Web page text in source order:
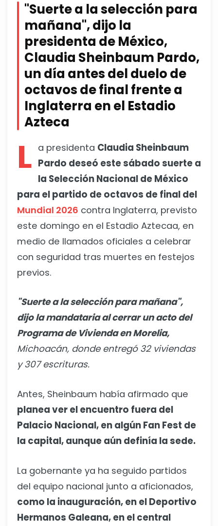
"Suerte a la selección para
mañana", dijo la
presidenta de México,
Claudia Sheinbaum Pardo,
un día antes del duelo de
octavos de final frente a
Inglaterra en el Estadio
Azteca
L a presidenta Claudia Sheinbaum
Pardo deseó este sábado suerte a
la Selección Nacional de México
para el partido de octavos de final del
Mundial 2026 contra Inglaterra, previsto
este domingo en el Estadio Aztecaa, en
medio de llamados oficiales a celebrar
con seguridad tras muertes en festejos
previos.
"Suerte a la selección para mañana",
dijo la mandataria al cerrar un acto del
Programa de Vivienda en Morelia,
Michoacán, donde entregó 32 viviendas
y 307 escrituras.
Antes, Sheinbaum había afirmado que
planea ver el encuentro fuera del
Palacio Nacional, en algún Fan Fest de
la capital, aunque aún definía la sede.
La gobernante ya ha seguido partidos
del equipo nacional junto a aficionados,
como la inauguración, en el Deportivo
Hermanos Galeana, en el central